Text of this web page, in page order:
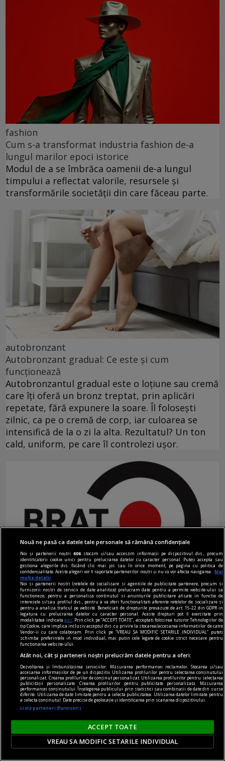
fashion
Cum s-a transformat industria fashion de-a
lungul marilor epoci istorice
Modul de a se îmbrăca oamenii de-a lungul
timpului a reflectat valorile, resursele și
transformările societății din care făceau parte.
autobronzant
Autobronzant gradual: Ce este și cum
funcționează
Autobronzantul gradual este o loțiune sau cremă
care îți oferă un bronz treptat, prin aplicări
repetate, fără expunere la soare. Îl folosești
zilnic, ca pe o cremă de corp, iar culoarea se
intensifică de la o zi la alta. Rezultatul? Un ton
cald, uniform, pe care îl controlezi ușor.
comunicat
BRAT își prezintă poziția față de textul curent al
Digital Omnibus VII și atrage atenția asupra
importanței acestuia pentru sustenabilitatea și
libertatea presei
Biroul Român de Audit Transmedia (BRAT) își
exprimă poziția față de textul actual al Digital
Omnibus VII, propus de Președinția Cipriotă a
Consiliului Uniunii Europene în data de 21 mai
2026, si susține propunerea de excludere din
acest proiect de lege a prevederii privind
gestionarea ...
Nouă ne pasă ca datele tale personale să rămână confidențiale
Noi și partenerii noștri606 stocăm și/sau accesăm informații pe dispozitivul dvs., precum
identificatorii cookie unici pentru prelucrarea datelor cu caracter personal. Puteți accepta sau
gestiona alegerile dvs. făcând clic mai jos sau în orice moment, pe pagina cu politica de
confidențialitate. Aceste alegeri vor fi raportate partenerilor noștri și nu vă vor afecta navigarea.
Mai
multe detalii
Noi si partenerii nostri (retelele de socializare si agentiile de publicitate partenere, precum si
furnizorii nostri de servicii de date analitice) prelucram date pentru a permite website-ului sa
functioneze, pentru a personaliza continutul si anunturile publicitare afisate in functie de
interesele si/sau profilul dvs., pentru a va oferi functionalitati aferente retelelor de socializare si
pentru a analiza traficul pe website. Beneficiati de drepturile prevazute de art. 15-22 din GDPR in
legatura cu prelucrarea datelor cu caracter personal. Aceste drepturi pot fi exercitate prin
modalitatea indicataaici
. Prin click pe “ACCEPT TOATE”, acceptati folosirea tuturor Tehnologiilor de
tip Cookie, care implica inclusiv acceptul dvs. cu privire la stocarea/accesarea informatiilor de catre
Vendor-ii cu care colaboram. Prin click pe “VREAU SA MODIFIC SETARILE INDIVIDUAL” puteti
schimba preferintele in mod individual, mai putin cele legate de cookie strict necesare pentru
functionarea website-ului.
Atât noi, cât și partenerii noștri prelucrăm datele pentru a oferi:
Dezvoltarea și îmbunătățirea serviciilor. Măsurarea performanței reclamelor. Stocarea și/sau
accesarea informațiilor de pe un dispozitiv. Utilizarea profilurilor pentru selectarea conținutului
personalizat. Crearea profilurilor de conținut personalizat. Utilizarea profilurilor pentru selectarea
publicității personalizate. Crearea profilurilor pentru publicitate personalizată. Măsurarea
performanței conținutului. Înțelegerea publicului prin statistici sau combinații de date din surse
diferite. Utilizarea de date limitate pentru a selecta publicitatea. Utilizarea datelor limitate pentru
a selecta conținutul. Date precise de geolocație și identificarea prin scanarea dispozitivului.
Listă parteneri (furnizori)
ACCEPT TOATE
VREAU SA MODIFIC SETARILE INDIVIDUAL